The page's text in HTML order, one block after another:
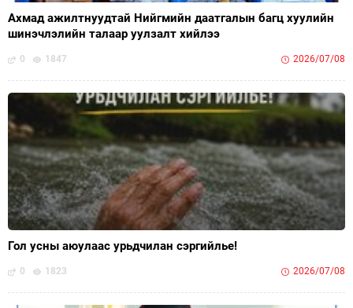
Ахмад ажилтнуудтай Нийгмийн даатгалын багц хуулийн
шинэчлэлийн талаар уулзалт хийлээ
0 1847 2026/07/08
Гол усны аюулаас урьдчилан сэргийлье!
0 1823 2026/07/08